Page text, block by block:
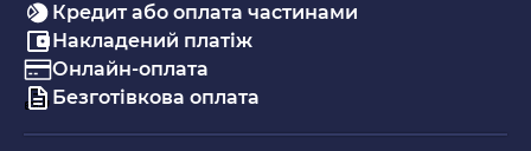
Кредит або оплата частинами
Накладений платіж
Онлайн-оплата
Безготівкова оплата